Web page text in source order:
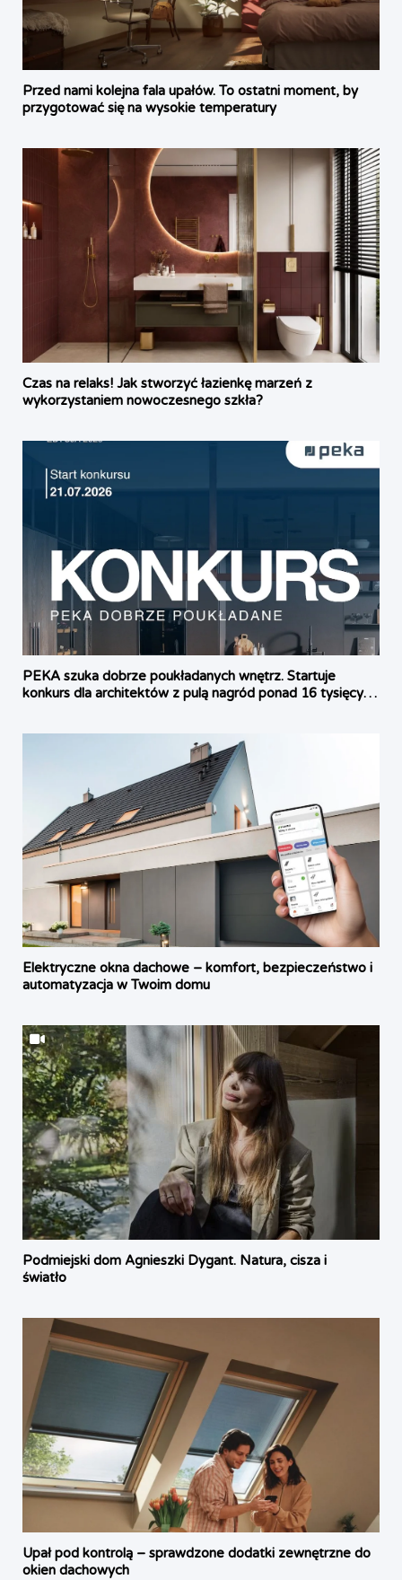
Przed nami kolejna fala upałów. To ostatni moment, by
przygotować się na wysokie temperatury
Czas na relaks! Jak stworzyć łazienkę marzeń z
wykorzystaniem nowoczesnego szkła?
PEKA szuka dobrze poukładanych wnętrz. Startuje
konkurs dla architektów z pulą nagród ponad 16 tysięcy
Elektryczne okna dachowe – komfort, bezpieczeństwo i
automatyzacja w Twoim domu
Podmiejski dom Agnieszki Dygant. Natura, cisza i
światło
Upał pod kontrolą – sprawdzone dodatki zewnętrzne do
okien dachowych